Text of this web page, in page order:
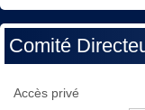
Comité
Accès privé